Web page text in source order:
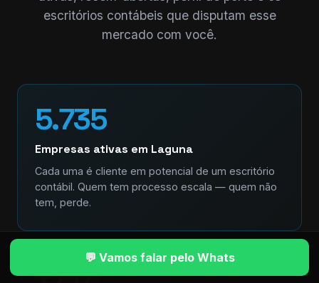
escritórios contábeis que disputam esse
mercado com você.
5.735
Empresas ativas em Laguna
Cada uma é cliente em potencial de um escritório
contábil. Quem tem processo escala — quem não
tem, perde.
💬 Vamos falar pelo Whats